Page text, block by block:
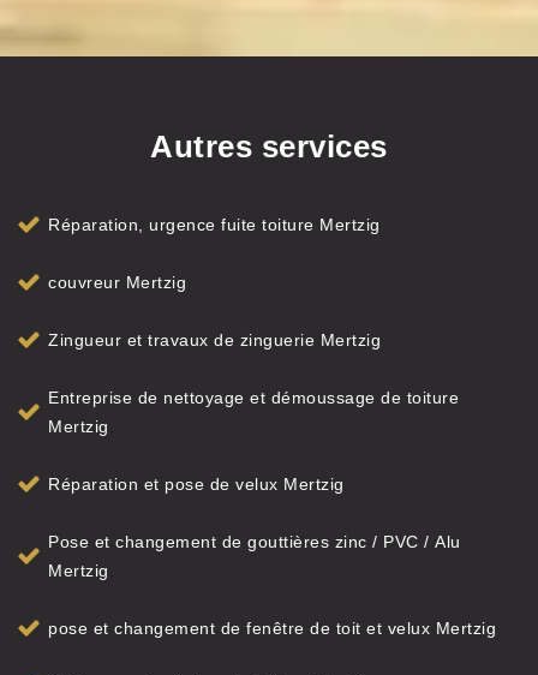
Autres services
Réparation, urgence fuite toiture Mertzig
couvreur Mertzig
Zingueur et travaux de zinguerie Mertzig
Entreprise de nettoyage et démoussage de toiture
Mertzig
Réparation et pose de velux Mertzig
Pose et changement de gouttières zinc / PVC / Alu
Mertzig
pose et changement de fenêtre de toit et velux Mertzig